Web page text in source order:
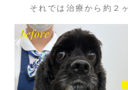
それでは治療から約２